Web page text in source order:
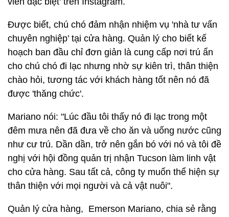
Được biết, chú chó đảm nhận nhiệm vụ 'nhà tư vấn
chuyên nghiệp’ tại cửa hàng. Quản lý cho biết kế
hoạch ban đầu chỉ đơn giản là cung cấp nơi trú ẩn
cho chú chó đi lạc nhưng nhờ sự kiên trì, thân thiện
chào hỏi, tương tác với khách hàng tốt nên nó đã
được 'thăng chức'.
Mariano nói: "Lúc đầu tôi thấy nó đi lạc trong một
đêm mưa nên đã đưa về cho ăn và uống nước cũng
như cư trú. Dần dần, trở nên gắn bó với nó và tôi đề
nghị với hội đồng quản trị nhận Tucson làm linh vật
cho cửa hàng. Sau tất cả, công ty muốn thể hiện sự
thân thiện với mọi người và cả vật nuôi".
Quản lý cửa hàng, Emerson Mariano, chia sẻ rằng